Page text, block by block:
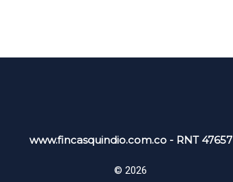
www.fincasquindio.com.co - RNT 47657
© 2026